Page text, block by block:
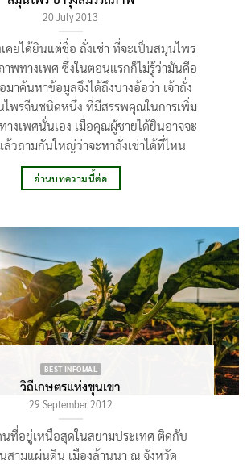
20 July 2013
คยได้ยินแต่ชื่อ ถั่งเช่า ที่จะเป็นสมุนไพร
าพทางเพศ ซึ่งในตอนแรกก็ไม่รู้ว่ามันคือ
มาค้นหาข้อมูลจึงได้ถึงบางอ้อว่า เจ้าถั่ง
ไพรจีนชนิดหนึ่ง ที่มีสรรพคุณในการเพิ่ม
างเพศนั่นเอง เมื่อคุณผู้ชายได้ยินอาจจะ
ล้วถามกันใหญ่ว่าจะหาถั่งเช่าได้ที่ไหน
อ่านบทความนี้ต่อ
BEST INFOMAL
วิถีเกษตรแห่งขุนเขา
29 September 2012
ที่อยู่เหนือสุดในสยามประเทศ ติดกับ
สามแผ่นดิน เมืองล้านนา ณ จังหวัด